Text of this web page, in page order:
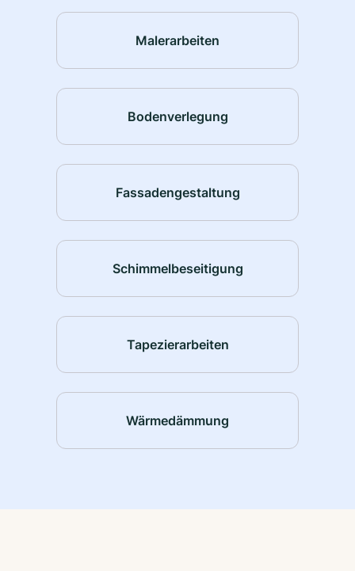
Malerarbeiten
Bodenverlegung
Fassadengestaltung
Schimmelbeseitigung
Tapezierarbeiten
Wärmedämmung